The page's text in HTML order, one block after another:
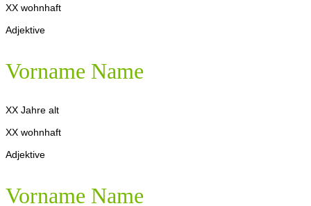
XX wohnhaft
Adjektive
Vorname Name
XX Jahre alt
XX wohnhaft
Adjektive
Vorname Name